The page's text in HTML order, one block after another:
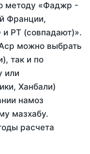
методу «Фаджр -
Франции,
РТ (совпадают)».
можно выбрать
так и по
или
Ханбали)
намоз
мазхабу.
расчета